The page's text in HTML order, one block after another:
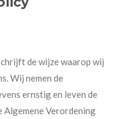
de wijze waarop wij
Wij nemen de
ernstig en leven de
Algemene Verordening